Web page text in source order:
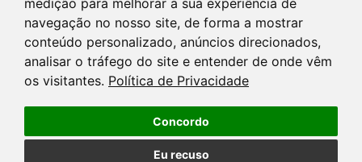
navegação no nosso site, de forma a mostrar
conteúdo personalizado, anúncios direcionados,
analisar o tráfego do site e entender de onde vêm
os visitantes. Política de Privacidade
Concordo
Eu recuso